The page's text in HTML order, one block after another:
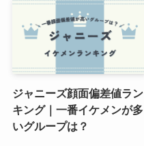
ジャニーズ顔面偏差値ラン
キング｜一番イケメンが多
いグループは？